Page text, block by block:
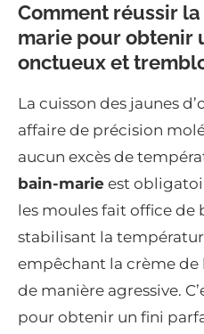
Comment réussir
marie pour obtenir
onctueux et
La cuisson des jaunes
affaire de précision
aucun excès de
bain-marie est
les moules fait office
stabilisant la
empêchant la crème
de manière agressive.
pour obtenir un fini